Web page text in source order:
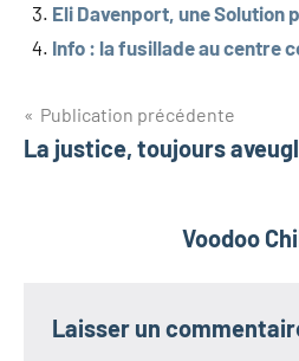
Eli Davenport, une Solution
Info : la fusillade au centre
Navigation
de
Publication précédente
La justice, toujours
Voodoo
Laisser un